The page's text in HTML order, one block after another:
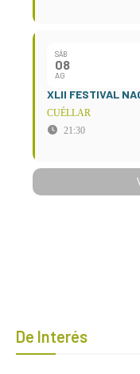
SÁB
08
AG
XLII FESTIVAL
CUÉLLAR
21:30
De Interés